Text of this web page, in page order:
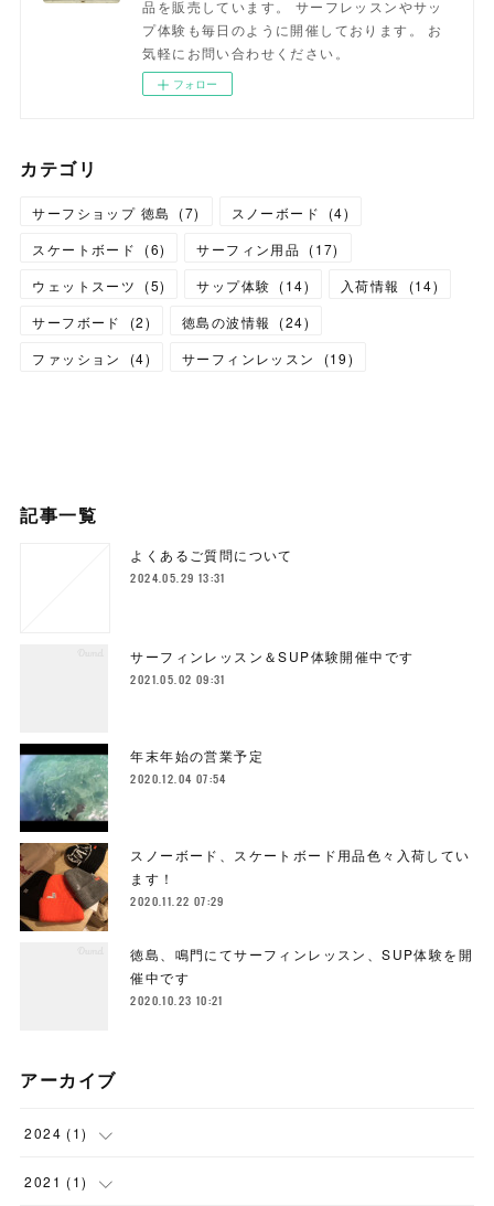
品を販売しています。 サーフレッスンやサッ
プ体験も毎日のように開催しております。 お
気軽にお問い合わせください。
フォロー
カテゴリ
サーフショップ 徳島 (7) スノーボード (4)
スケートボード
(6) サーフィン用品 (17)
ウェットスーツ
(5) サップ体験 (14) 入荷情報 (14)
サーフボード
(2) 徳島の波情報 (24)
ファッション
(4) サーフィンレッスン (19)
記事一覧
よくあるご質問について
2024.05.29 13:31
サーフィンレッスン＆SUP体験開催中です
2021.05.02 09:31
年末年始の営業予定
2020.12.04 07:54
スノーボード、スケートボード用品色々入荷してい
ます！
2020.11.22 07:29
徳島、鳴門にてサーフィンレッスン、SUP体験を開
催中です
2020.10.23 10:21
アーカイブ
2024 (1)
(1
2021 (1)